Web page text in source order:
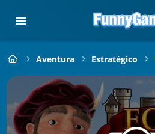
Aventura Estratégico